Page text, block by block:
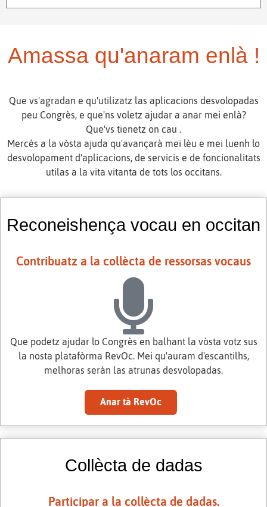
Amassa qu'anaram enlà !
Que vs'agradan e qu'utilizatz las aplicacions desvolopadas
peu Congrès, e que'ns voletz ajudar a anar mei enlà?
Que'vs tienetz on cau .
Mercés a la vòsta ajuda qu'avançarà mei lèu e mei luenh lo
desvolopament d'aplicacions, de servicis e de foncionalitats
utilas a la vita vitanta de tots los occitans.
Reconeishença vocau en occitan
Contribuatz a la collècta de ressorsas vocaus
Que podetz ajudar lo Congrès en balhant la vòsta votz sus
la nosta platafòrma RevOc. Mei qu'auram d'escantilhs,
melhoras seràn las atrunas desvolopadas.
Anar tà RevOc
Collècta de dadas
Participar a la collècta de dadas.